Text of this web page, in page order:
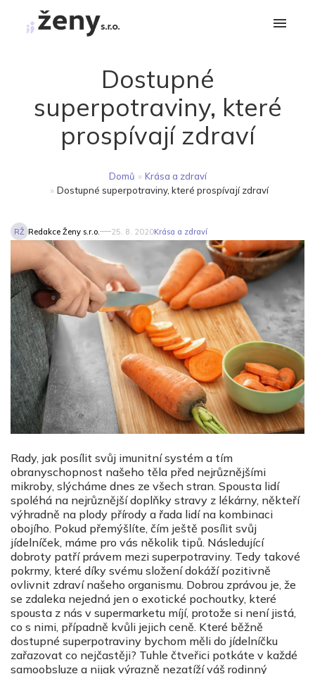
Dostupné
superpotraviny, které
prospívají zdraví
Domů » Krása a zdraví
» Dostupné superpotraviny, které prospívají zdraví
RŽ Redakce Ženy s.r.o. 25. 8. 2020Krása a zdraví
Rady, jak posílit svůj imunitní systém a tím
obranyschopnost našeho těla před nejrůznějšími
mikroby, slýcháme dnes ze všech stran. Spousta lidí
spoléhá na nejrůznější doplňky stravy z lékárny, někteří
výhradně na plody přírody a řada lidí na kombinaci
obojího. Pokud přemýšlíte, čím ještě posílit svůj
jídelníček, máme pro vás několik tipů. Následující
dobroty patří právem mezi superpotraviny. Tedy takové
pokrmy, které díky svému složení dokáží pozitivně
ovlivnit zdraví našeho organismu. Dobrou zprávou je, že
se zdaleka nejedná jen o exotické pochoutky, které
spousta z nás v supermarketu míjí, protože si není jistá,
co s nimi, případně kvůli jejich ceně. Které běžně
dostupné superpotraviny bychom měli do jídelníčku
zařazovat co nejčastěji? Tuhle čtveřici potkáte v každé
samoobsluze a nijak výrazně nezatíží váš rodinný